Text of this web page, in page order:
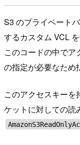
S3 のプライベート
するカスタム VCL
このコードの中で
の指定が必要なため
このアクセスキーを
ケットに対しての読